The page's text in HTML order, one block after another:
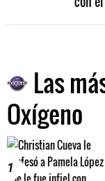
Las
Oxígeno
1